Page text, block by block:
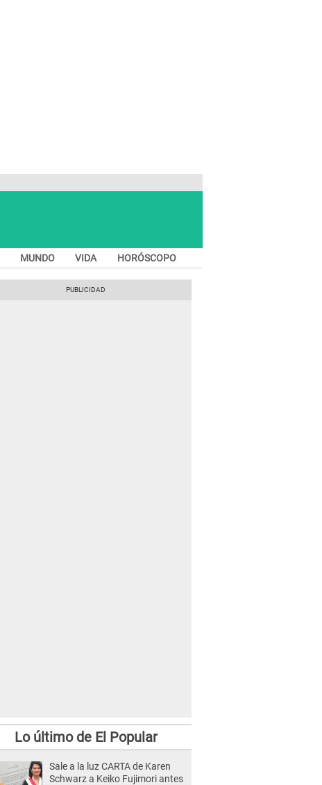
MUNDO VIDA HORÓSCOPO
Lo último de El Popular
Sale a la luz CARTA de Karen
Schwarz a Keiko Fujimori antes